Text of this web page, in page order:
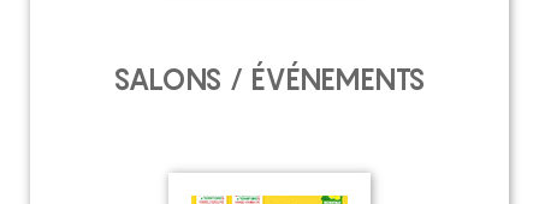
SALONS / ÉVÉNEMENTS